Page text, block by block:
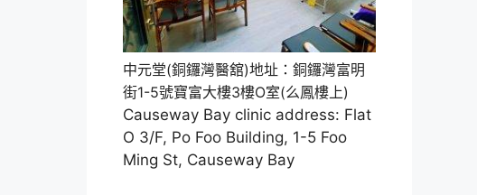
中元堂(銅鑼灣醫舘)地址：銅鑼灣富明
街1-5號寶富大樓3樓O室(么鳳樓上)
Causeway Bay clinic address: Flat
O 3/F, Po Foo Building, 1-5 Foo
Ming St, Causeway Bay